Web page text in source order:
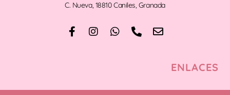
C. Nueva, 18810 Caniles, Granada
ENLACES